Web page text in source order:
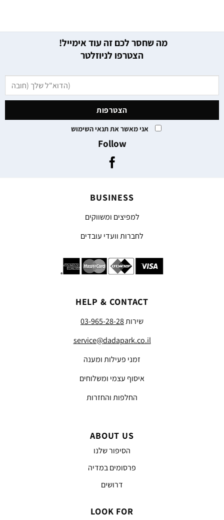
מה שחסר לכם זה עוד אימייל!
הצטרפו לניוזלטר
אני מאשר את תנאי השימוש
Follow
BUSINESS
למפיצים ומשווקים
לחברות וועדי עובדים
HELP & CONTACT
שירות03-965-28-28
service@dadapark.co.il
זמני פעילות ומענה
איסוף עצמי ומשלוחים
החלפות והחזרות
ABOUT US
הסיפור שלנו
פרסומים במדיה
דרושים
LOOK FOR